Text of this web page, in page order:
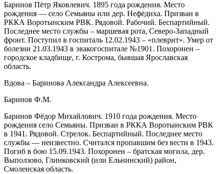
Баринов Пётр Яковлевич. 1895 года рождения. Место
рождения — село Семьяны или дер. Нефёдиха. Призван в
РККА Воротынским РВК. Рядовой. Рабочий. Беспартийный.
Последнее место службы – маршевая рота, Северо-Западный
фронт. Поступил в госпиталь 12.02.1943 – «плеврит». Умер от
болезни 21.03.1943 в эвакогоспитале №1901. Похоронен –
городское кладбище, г. Кострома, бывшая Ярославская
область.
Вдова – Баринова Александра Алексеевна.
Баринов Ф.М.
Баринов Фёдор Михайлович. 1910 года рождения. Место
рождения село Семьяны. Призван в РККА Воротынским РВК
в 1941. Рядовой. Стрелок. Беспартийный. Последнее место
службы — неизвестно. Считался пропавшим без вести в 1943.
Погиб в бою 15.09.1943. Похоронен – братская могила, дер.
Выползово, Глинковский (или Ельнинский) район,
Смоленская область.